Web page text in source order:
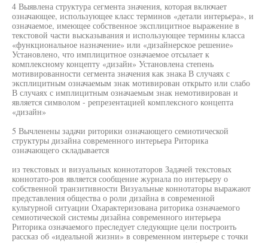
4 Выявлена структура сегмента значения, которая включает
означающее, использующее класс терминов «детали интерьера», и
означаемое, имеющее собственное эксплицитное выражение в
текстовой части высказывания и использующее термины класса
«функциональное назначение» или «дизайнерское решение»
Установлено, что имплицитное означаемое отсылает к
комплексному концепту «дизайн» Установлена степень
мотивированности сегмента значения как знака В случаях с
эксплицитным означаемым знак мотивирован открыто или слабо
В случаях с имплицитным означаемым знак немотивирован и
является символом - репрезентацией комплексного концепта
«дизайн»
5 Вычленены задачи риторики означающего семиотической
структуры дизайна современного интерьера Риторика
означающего складывается
из текстовых и визуальных коннотаторов Задачей текстовых
коннотато-ров является сообщение журнала по интерьеру о
собственной транзитивности Визуальные коннотаторы выражают
представления общества о роли дизайна в современной
культурной ситуации Охарактеризована риторика означаемого
семиотической системы дизайна современного интерьера
Риторика означаемого преследует следующие цели построить
рассказ об «идеальной жизни» в современном интерьере с точки